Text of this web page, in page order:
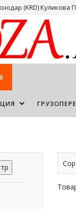
(KRD) Куликова